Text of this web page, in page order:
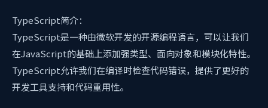
TypeScript简介：
TypeScript是一种由微软开发的开源编程语言，可以让我们
在JavaScript的基础上添加强类型、面向对象和模块化特性。
TypeScript允许我们在编译时检查代码错误，提供了更好的
开发工具支持和代码重用性。